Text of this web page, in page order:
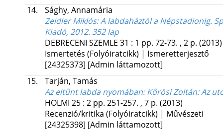
14.
Sághy, Annamária
Zeidler Miklós: A labdaháztól a Népstadionig.
Kiadó, 2012. 352 lap
DEBRECENI SZEMLE 31 : 1 pp. 72-73. , 2 p. (2013)
Ismertetés (Folyóiratcikk) | Ismeretterjesztő
[24325373] [Admin láttamozott]
15.
Tarján, Tamás
Az eltűnt labda nyomában: Kőrösi Zoltán: Az
HOLMI 25: 2 pp. 251-257. , 7 p. (2013)
Recenzió/kritika (Folyóiratcikk) | Művészeti
[24325398] [Admin láttamozott]